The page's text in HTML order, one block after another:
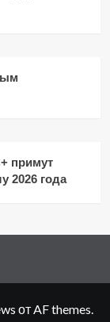
примут
2026 года
от AF themes.